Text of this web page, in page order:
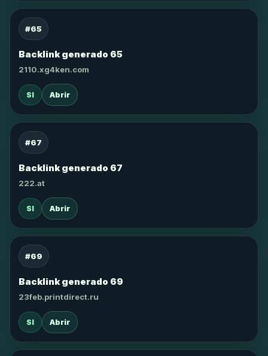
#65
Backlink generado 65
2110.xg4ken.com
SI Abrir
#67
Backlink generado 67
222.at
SI Abrir
#69
Backlink generado 69
23feb.printdirect.ru
SI Abrir